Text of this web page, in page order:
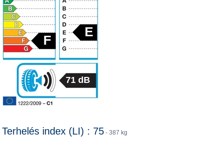
F
E
71 dB
Terhelés index (LI) : 75 - 387 kg